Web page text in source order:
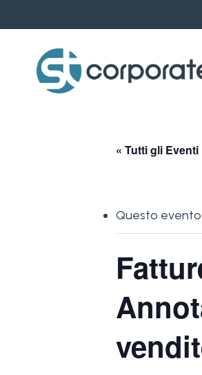
to
content
« Tutti gli Eventi
Questo